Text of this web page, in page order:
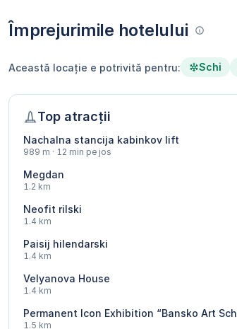
Împrejurimile hotelului
Această locație e potrivită pentru: Schi
Top atracții
Nachalna stancija kabinkov lift
989 m · 12 min pe jos
Megdan
1.2 km
Neofit rilski
1.4 km
Paisij hilendarski
1.4 km
Velyanova House
1.4 km
Permanent Icon Exhibition “Bansko Art
1.5 km